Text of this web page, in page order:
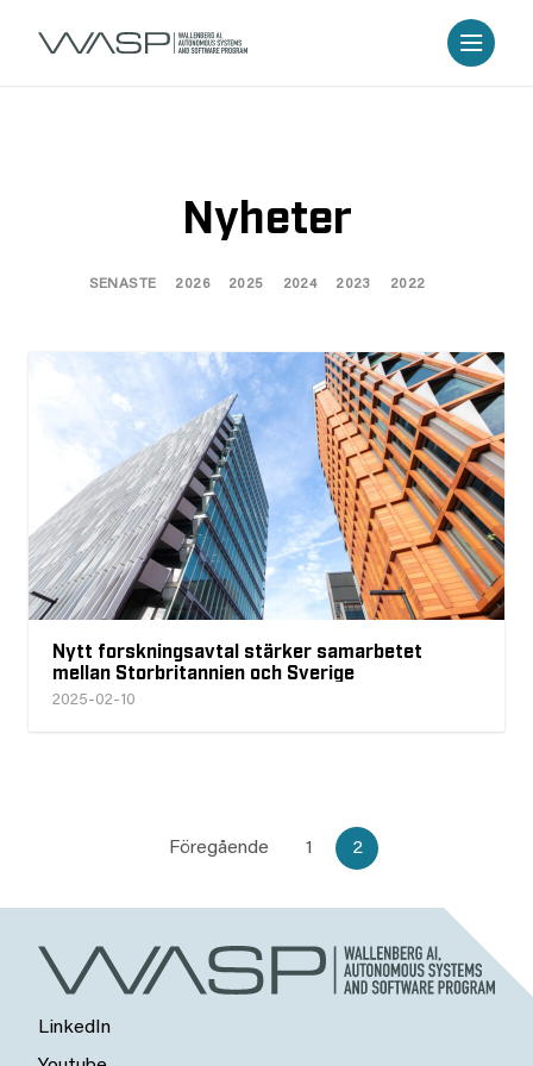
Nyheter
SENASTE 2026 2025 2024 2023 2022
Nytt forskningsavtal stärker samarbetet
mellan Storbritannien och Sverige
2025-02-10
Föregående 1 2
LinkedIn